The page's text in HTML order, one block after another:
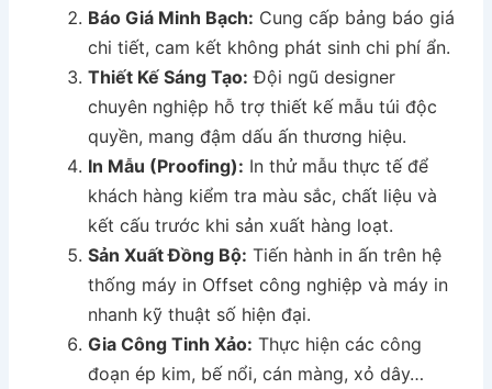
Báo Giá Minh Bạch: Cung cấp bảng báo giá
chi tiết, cam kết không phát sinh chi phí ẩn.
Thiết Kế Sáng Tạo: Đội ngũ designer
chuyên nghiệp hỗ trợ thiết kế mẫu túi độc
quyền, mang đậm dấu ấn thương hiệu.
In Mẫu (Proofing): In thử mẫu thực tế để
khách hàng kiểm tra màu sắc, chất liệu và
kết cấu trước khi sản xuất hàng loạt.
Sản Xuất Đồng Bộ: Tiến hành in ấn trên hệ
thống máy in Offset công nghiệp và máy in
nhanh kỹ thuật số hiện đại.
Gia Công Tinh Xảo: Thực hiện các công
đoạn ép kim, bế nổi, cán màng, xỏ dây…